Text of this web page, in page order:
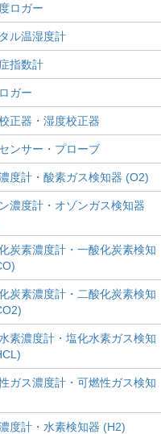
ロガー
ル温湿度計
指数計
ガー
正器・湿度校正器
ンサー・プローブ
度計・酸素ガス検知器 (O2)
濃度計・オゾンガス検知器
炭素濃度計・一酸化炭素検知
炭素濃度計・二酸化炭素検知
素濃度計・塩化水素ガス検知
ガス濃度計・可燃性ガス検知
度計・水素検知器 (H2)